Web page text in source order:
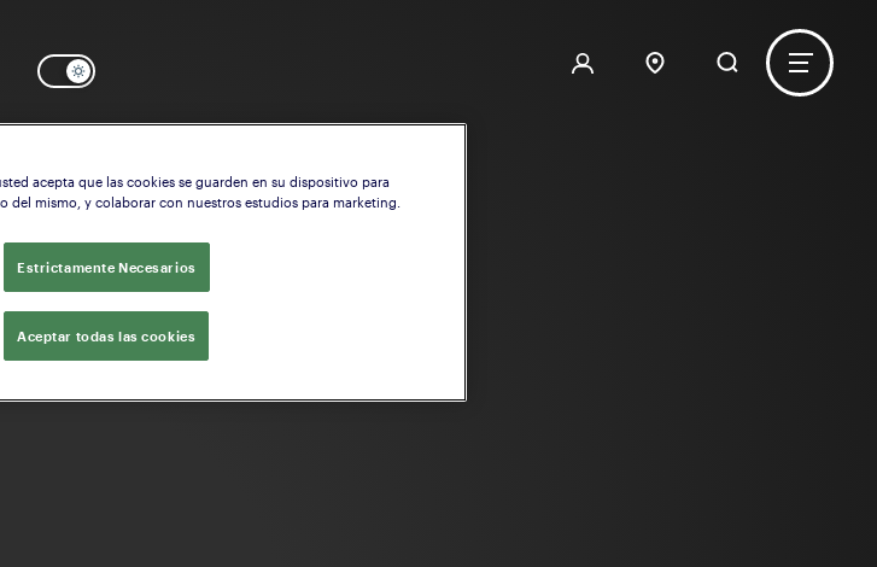
a configurar la Culata OK
acepta que las cookies se guarden en su dispositivo para
del mismo, y colaborar con nuestros estudios para marketing.
Estrictamente Necesarios
Aceptar todas las cookies